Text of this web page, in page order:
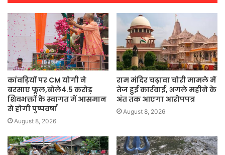
कांवड़ियों पर CM योगी ने
बरसाए फूल,बोले4.5 करोड़
शिवभक्तों के स्वागत में आसमान
से होगी पुष्पवर्षा
August 8, 2026
राम मंदिर चढ़ावा चोरी मामले में
तेज हुई कार्रवाई, अगले महीने के
अंत तक आएगा आरोपपत्र
August 8, 2026